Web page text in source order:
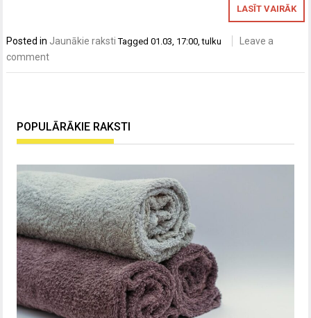
LASĪT VAIRĀK
Posted in Jaunākie raksti Tagged01.03 17:00 ,tulku
Leave a
comment
POPULĀRĀKIE RAKSTI